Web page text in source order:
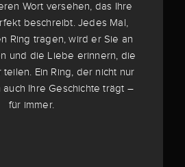
Wort versehen, das Ihre
beschreibt. Jedes Mal,
Ring tragen, wird er Sie an
und die Liebe erinnern, die
Ein Ring, der nicht nur
Ihre Geschichte trägt –
für immer.